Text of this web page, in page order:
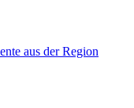
aus der Region